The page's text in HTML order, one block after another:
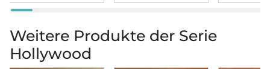
Weitere Produkte der Serie
Hollywood